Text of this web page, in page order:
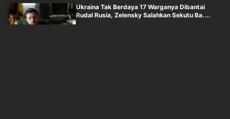
Ukraina Tak Berdaya 17 Warganya Dibantai
Rudal Rusia, Zelensky Salahkan Sekutu Ba....